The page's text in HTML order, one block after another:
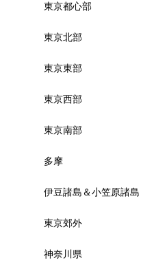
東京都心部
東京北部
東京東部
東京西部
東京南部
多摩
伊豆諸島＆小笠原諸島
東京郊外
神奈川県